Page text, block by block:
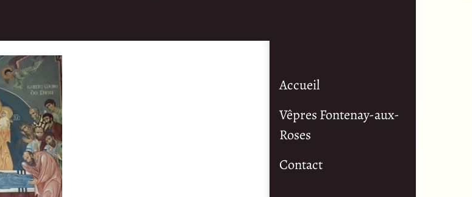
Accueil
Vêpres Fontenay-aux-
Roses
Contact